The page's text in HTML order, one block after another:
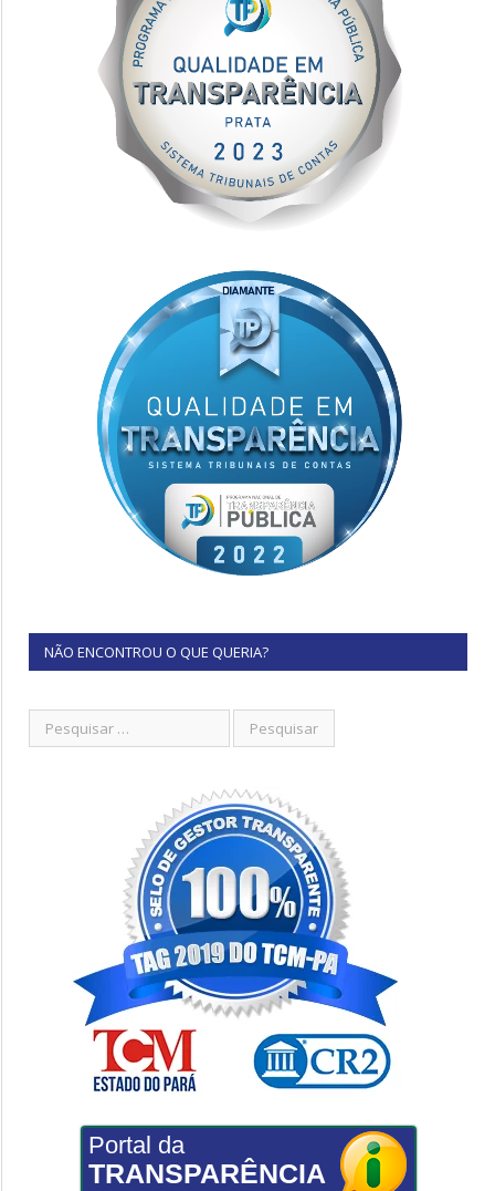
NÃO ENCONTROU O QUE QUERIA?
Portal da
TRANSPARÊNCIA